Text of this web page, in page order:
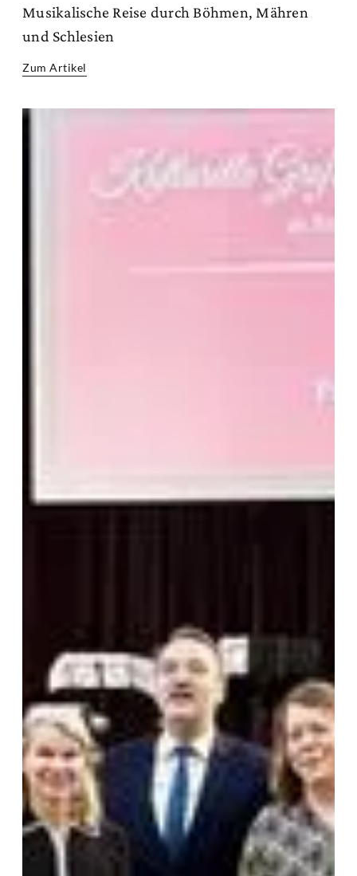
Musikalische Reise durch Böhmen, Mähren
und Schlesien
Zum Artikel